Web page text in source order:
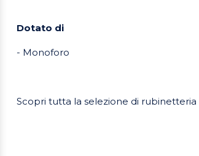
Dotato di
- Monoforo
Scopri tutta la selezione di